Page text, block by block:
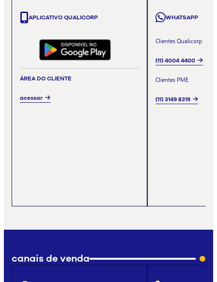
APLICATIVO QUALICORP
ÁREA DO CLIENTE
acessar
WHATSAPP
Clientes Qualicorp
(11) 4004 4400
Clientes PME
(11) 3149 8319
canais de venda